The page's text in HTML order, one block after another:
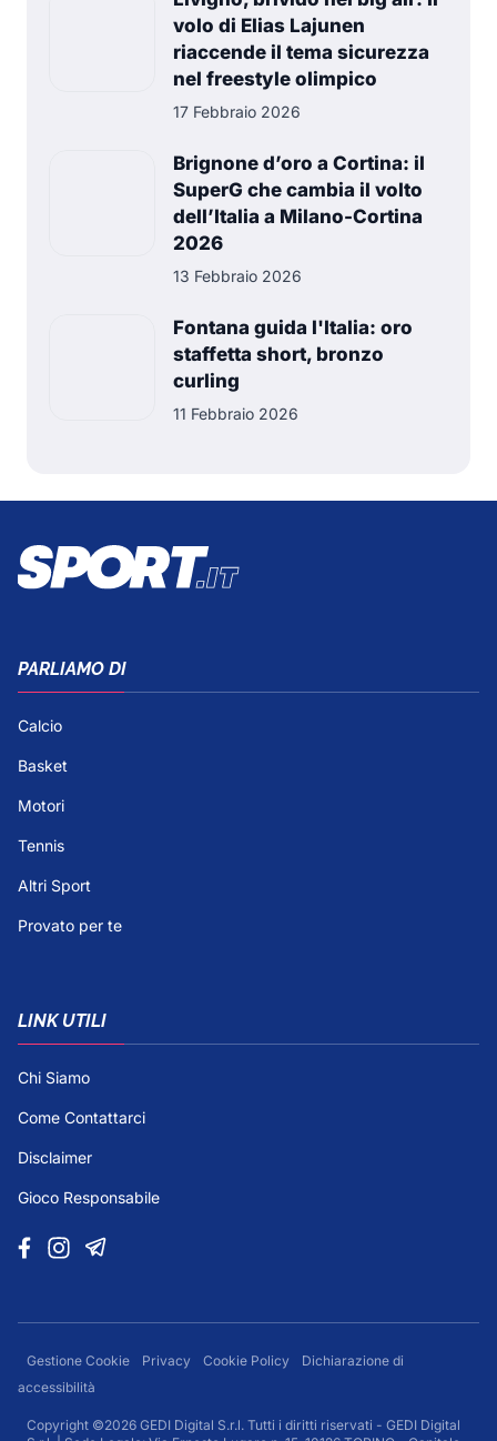
volo di Elias Lajunen
riaccende il tema sicurezza
nel freestyle olimpico
17 Febbraio 2026
Brignone d’oro a Cortina: il
SuperG che cambia il volto
dell’Italia a Milano-Cortina
2026
13 Febbraio 2026
Fontana guida l'Italia: oro
staffetta short, bronzo
curling
11 Febbraio 2026
PARLIAMO DI
Calcio
Basket
Motori
Tennis
Altri Sport
Provato per te
LINK UTILI
Chi Siamo
Come Contattarci
Disclaimer
Gioco Responsabile
Gestione Cookie Privacy Cookie Policy
Dichiarazione di
accessibilità
Copyright ©2026 GEDI Digital S.r.l. Tutti i diritti riservati - GEDI Digital